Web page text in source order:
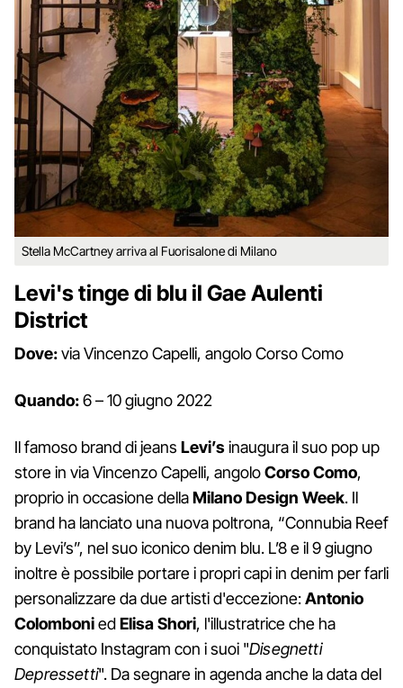
Stella McCartney arriva al Fuorisalone di Milano
Levi's tinge di blu il Gae Aulenti
District
Dove:via Vincenzo Capelli, angolo Corso Como
Quando:6 – 10 giugno 2022
Il famoso brand di jeans Levi’sinaugura il suo pop up
store in via Vincenzo Capelli, angoloCorso Como,
proprio in occasione dellaMilano Design Week. Il
brand ha lanciato una nuova poltrona, “Connubia Reef
by Levi’s”, nel suo iconico denim blu. L’8 e il 9 giugno
inoltre è possibile portare i propri capi in denim per farli
personalizzare da due artisti d'eccezione:Antonio
ColomboniedElisa Shori, l'illustratrice che ha
conquistato Instagram con i suoi "Disegnetti
Depressetti". Da segnare in agenda anche la data del